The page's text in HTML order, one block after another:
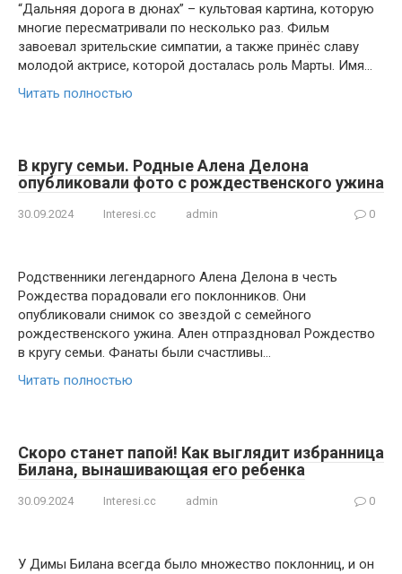
“Дальняя дорога в дюнах” – культовая картина, которую
многие пересматривали по несколько раз. Фильм
завоевал зрительские симпатии, а также принёс славу
молодой актрисе, которой досталась роль Марты. Имя…
Читать полностью
В кругу семьи. Родные Алена Делона
опубликовали фото с рождественского ужина
30.09.2024 Interesi.cc admin 0
Родственники легендарного Алена Делона в честь
Рождества порадовали его поклонников. Они
опубликовали снимок со звездой с семейного
рождественского ужина. Ален отпраздновал Рождество
в кругу семьи. Фанаты были счастливы…
Читать полностью
Скоро станет папой! Как выглядит избранница
Билана, вынашивающая его ребенка
30.09.2024 Interesi.cc admin 0
У Димы Билана всегда было множество поклонниц, и он